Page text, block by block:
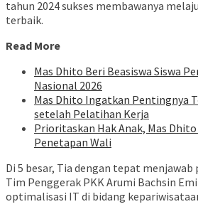
tahun 2024 sukses membawanya
terbaik.
Read More
Mas Dhito Beri Beasiswa Siswa
Nasional 2026
Mas Dhito Ingatkan Pentingnya
setelah Pelatihan Kerja
Prioritaskan Hak Anak, Mas
Penetapan Wali
Di 5 besar, Tia dengan tepat
Tim Penggerak PKK Arumi Bachsin
optimalisasi IT di bidang